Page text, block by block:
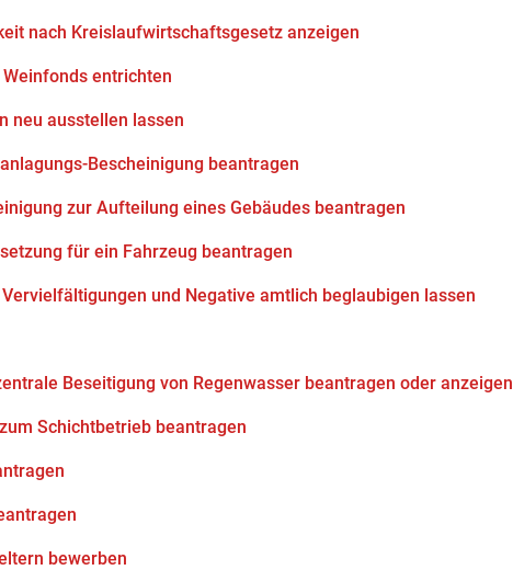
nach Kreislaufwirtschaftsgesetz anzeigen
entrichten
neu ausstellen lassen
Bescheinigung beantragen
zur Aufteilung eines Gebäudes beantragen
für ein Fahrzeug beantragen
und Negative amtlich beglaubigen lassen
Beseitigung von Regenwasser beantragen oder anzeigen
Schichtbetrieb beantragen
bewerben